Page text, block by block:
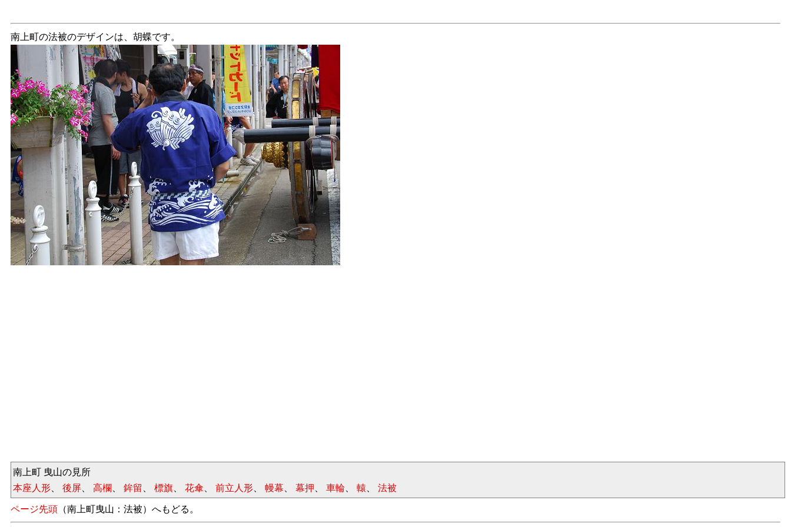
南上町の法被のデザインは、胡蝶です。
南上町 曳山の見所
本座人形、 後屏、 高欄、 鉾留 、 標旗、 花傘、 前立人形、 幔幕、 幕押、 車輪、 轅、 法被
ページ先頭 （南上町曳山：法被）へもどる。